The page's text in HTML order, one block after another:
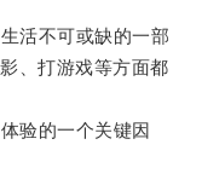
活不可或缺的一部
、打游戏等方面都
验的一个关键因